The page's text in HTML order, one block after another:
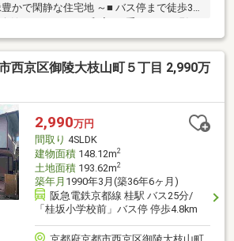
かで閑静な住宅地 ～■ バス停まで徒歩3
館です■ LD・K、和室は2重サッシ■ 現況
です■ システムキッチン■ トイレ２ヶ所有
……□■「夢・感動」をお届けする阪急阪神
■□……私たちは、出会いを大切にし、お
を尽くします。すべてはお客様のため
西京区御陵大枝山町５丁目 2,990万
2,990万円
間取り 4SLDK
建物面積148.12m2
土地面積193.62m2
築年月 1990年3月(築36年6ヶ月)
阪急電鉄京都線 桂駅 バス25分/
「桂坂小学校前」バス停 停歩4.8km